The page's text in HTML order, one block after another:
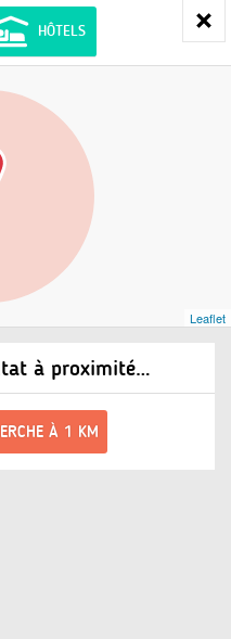
HÔTELS
à proximité…
À 1 KM
Leaflet